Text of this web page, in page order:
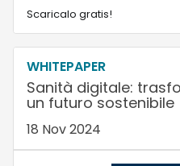
Scaricalo gratis!
WHITEPAPER
Sanità digitale:
un futuro sostenibile
18 Nov 2024